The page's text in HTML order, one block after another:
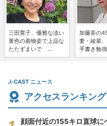
三田寛子、優雅な淡い
黄色の着物姿で上品な
たたずまいで ...
加藤茶の
妻・綾菜
手書き勉
J-CAST ニュース
アクセスランキング
顔面付近の155キロ直球に